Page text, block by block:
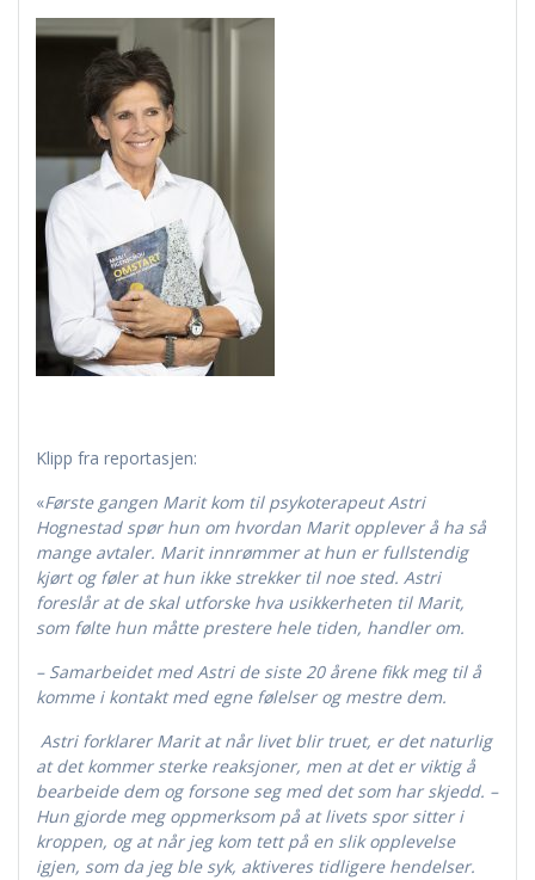
Klipp fra reportasjen:
«Første gangen Marit kom til psykoterapeut Astri
Hognestad spør hun om hvordan Marit opplever å ha så
mange avtaler. Marit innrømmer at hun er fullstendig
kjørt og føler at hun ikke strekker til noe sted. Astri
foreslår at de skal utforske hva usikkerheten til Marit,
som følte hun måtte prestere hele tiden, handler om.
– Samarbeidet med Astri de siste 20 årene fikk meg til å
komme i kontakt med egne følelser og mestre dem.
Astri forklarer Marit at når livet blir truet, er det naturlig
at det kommer sterke reaksjoner, men at det er viktig å
bearbeide dem og forsone seg med det som har skjedd. –
Hun gjorde meg oppmerksom på at livets spor sitter i
kroppen, og at når jeg kom tett på en slik opplevelse
igjen, som da jeg ble syk, aktiveres tidligere hendelser.